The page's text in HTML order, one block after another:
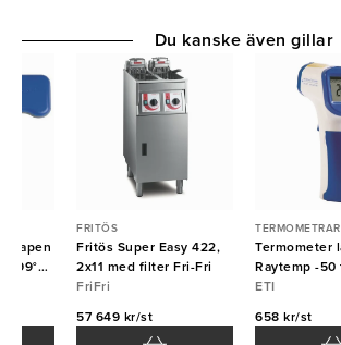
FRITÖS
Fritös Super Easy 422,
2x11 med filter Fri-Fri
FriFri
57 649 kr/st
TERMOMETRAR
Termometer
Raytemp -50
ETI
ETI
658 kr/st
Du kanske även gillar